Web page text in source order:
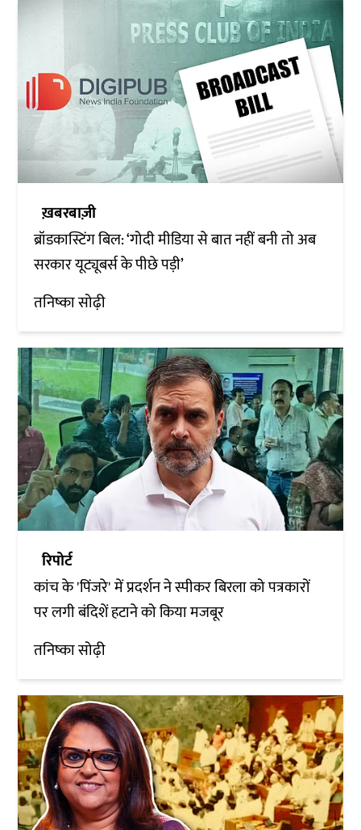
ख़बरबाज़ी
ब्रॉडकास्टिंग बिल: ‘गोदी मीडिया से बात नहीं बनी तो अब
सरकार यूट्यूबर्स के पीछे पड़ी’
तनिष्का सोढ़ी
रिपोर्ट
कांच के 'पिंजरे' में प्रदर्शन ने स्पीकर बिरला को पत्रकारों
पर लगी बंदिशें हटाने को किया मजबूर
तनिष्का सोढ़ी